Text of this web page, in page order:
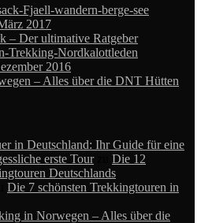
2017
– Der ultimative Ratgeber
2016
– Alles über die DNT Hütten
in Deutschland: Ihr Guide für eine
erste Tourzu Die 12
Deutschlands
Die 7 schönsten Trekkingtouren in
in Norwegen – Alles über die